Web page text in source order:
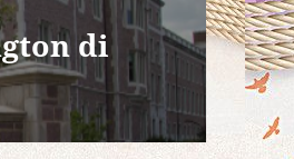
di